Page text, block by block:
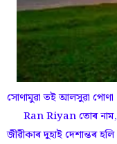
সোণামুৱা তই আলসুৱা পোণা
Ran Riyan তোৰ নাম,
জীৱীকাৰ দুহাই দেশান্তৰ হলি